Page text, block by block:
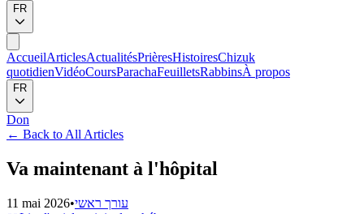
FR
AccueilArticlesActualitésPrièresHistoiresChizuk
quotidienVidéoCoursParachaFeuilletsRabbinsÀ propos
FR
Don
← Back to All Articles
Va maintenant à l'hôpital
11 mai 2026•עורך ראשי